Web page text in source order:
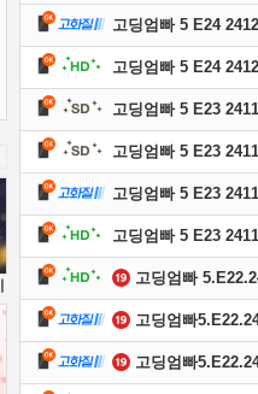
고딩엄빠 5 E24
고딩엄빠 5 E24
고딩엄빠 5 E23
고딩엄빠 5 E23
고딩엄빠 5 E23
고딩엄빠 5 E23
고딩엄빠
고딩엄빠
고딩엄빠